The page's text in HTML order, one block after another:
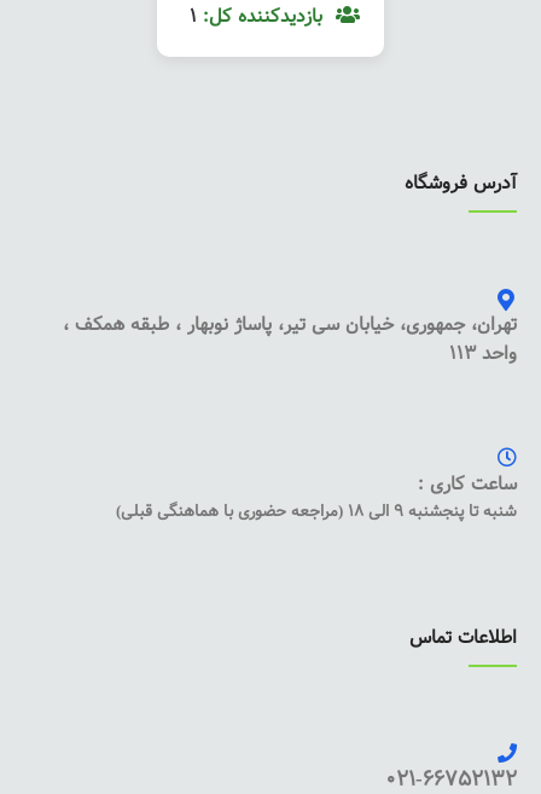
بازدیدکننده کل:
آدرس فروشگاه
تهران، جمهوری، خیابان سی تیر، پاساژ نوبهار ، طبقه همکف ،
واحد 113
ساعت کاری :
شنبه تا پنجشنبه 9 الی 18 (مراجعه حضوری با هماهنگی قبلی)
اطلاعات تماس
021-66752132